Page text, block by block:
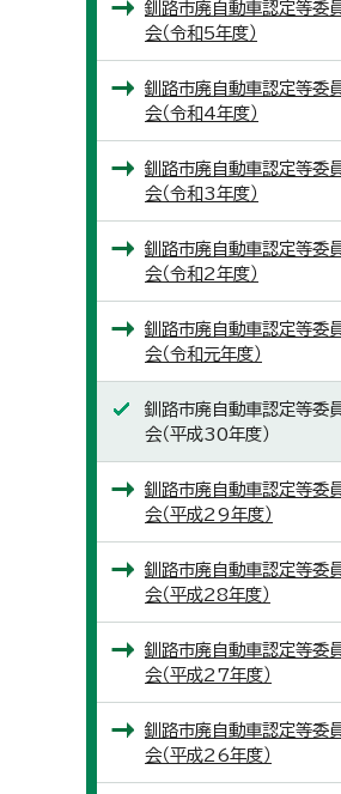
釧路市廃自動車認定等委
会（令和5年度）
釧路市廃自動車認定等委
会（令和4年度）
釧路市廃自動車認定等委
会（令和3年度）
釧路市廃自動車認定等委
会（令和2年度）
釧路市廃自動車認定等委
会（令和元年度）
釧路市廃自動車認定等委
会（平成30年度）
釧路市廃自動車認定等委
会（平成29年度）
釧路市廃自動車認定等委
会（平成28年度）
釧路市廃自動車認定等委
会（平成27年度）
釧路市廃自動車認定等委
会（平成26年度）